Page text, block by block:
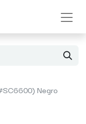
Negro